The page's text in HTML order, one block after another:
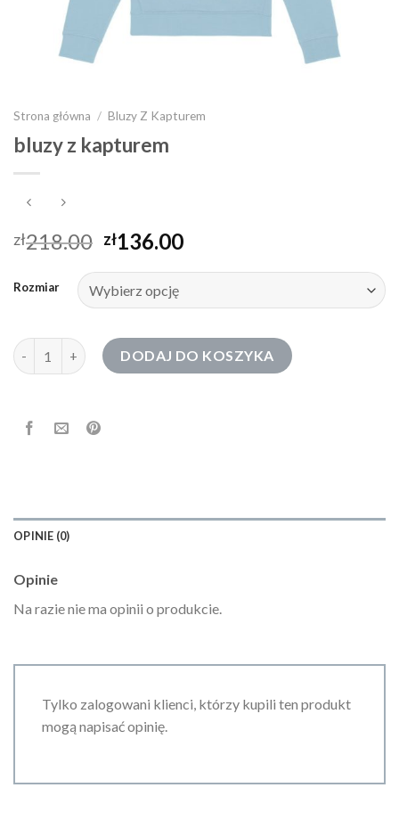
Strona główna / Bluzy Z Kapturem
bluzy z kapturem
zł218.00 zł136.00
Rozmiar
ilość bluzy z kapturemDODAJ DO KOSZYKA
OPINIE (0)
Opinie
Na razie nie ma opinii o produkcie.
Tylko zalogowani klienci, którzy kupili ten produkt
mogą napisać opinię.